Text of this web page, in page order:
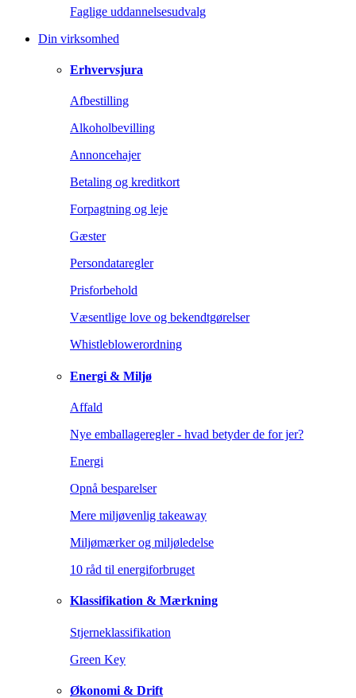
Faglige uddannelsesudvalg
Din virksomhed
Erhvervsjura
Afbestilling
Alkoholbevilling
Annoncehajer
Betaling og kreditkort
Forpagtning og leje
Gæster
Persondataregler
Prisforbehold
Væsentlige love og bekendtgørelser
Whistleblowerordning
Energi & Miljø
Affald
Nye emballageregler - hvad betyder de for jer?
Energi
Opnå besparelser
Mere miljøvenlig takeaway
Miljømærker og miljøledelse
10 råd til energiforbruget
Klassifikation & Mærkning
Stjerneklassifikation
Green Key
Økonomi & Drift